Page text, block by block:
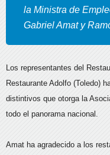
la Ministra de
Gabriel Amat y
Los representantes del
Restaurante Adolfo (Toledo)
distintivos que otorga la
todo el panorama nacional.
Amat ha agradecido a los